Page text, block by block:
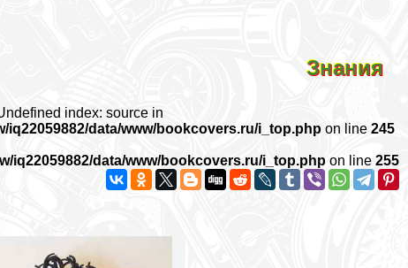
Знания
index: source in
iq22059882/data/www/bookcovers.ru/i_top.php on line245
iq22059882/data/www/bookcovers.ru/i_top.php on line 255